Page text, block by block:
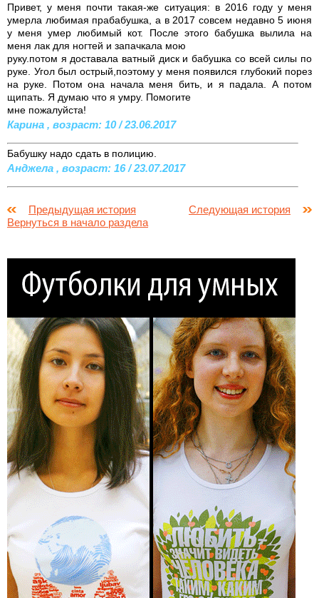
Привет, у меня почти такая-же ситуация: в 2016 году у меня
умерла любимая прабабушка, а в 2017 совсем недавно 5 июня
у меня умер любимый кот. После этого бабушка вылила на
меня лак для ногтей и запачкала мою
руку.потом я доставала ватный диск и бабушка со всей силы по
руке. Угол был острый,поэтому у меня появился глубокий порез
на руке. Потом она начала меня бить, и я падала. А потом
щипать. Я думаю что я умру. Помогите
мне пожалуйста!
Карина , возраст: 10 / 23.06.2017
Бабушку надо сдать в полицию.
Анджела , возраст: 16 / 23.07.2017
Предыдущая история
Следующая история
Вернуться в начало раздела